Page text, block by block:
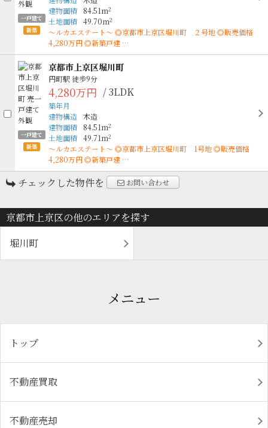
一戸建て
新築
建物面積
84.51m2
土地面積 49.70m2
〜ルカエステート〜 ◎京都市上京区堀川町 ２号地 ◎販売価格
4,280万円 ◎新築戸建 …
一戸建て
新築
京都市上京区堀川町
円町駅徒歩9分
4,280万円 / 3LDK
築年月
建物構造 木造
建物面積
84.51m2
土地面積 49.71m2
〜ルカエステート〜 ◎京都市上京区堀川町 1号地 ◎販売価格
4,280万円 ◎新築戸建 …
チェックした物件を お問い合わせ
京都市上京区の他のエリアを探す
堀川町
メニュー
トップ
不動産買取
不動産売却